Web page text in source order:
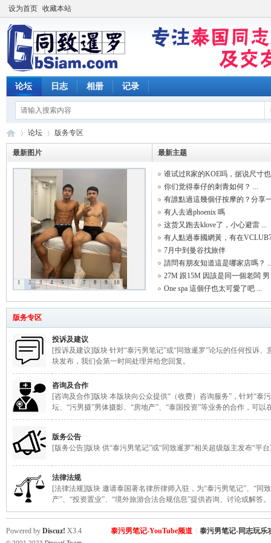
设为首页 收藏本站
论坛 日志 相册 记录
致
论坛
›
版务专区
最新图片
1 2 3 4 5 6 7 8 9 10
最新主题
谁试过R家的KOE吗，据说尺寸
你们觉得泰仔的刺青如何？ ...
有誰點過這幾個仔按摩的？分享
有人去過phoenix 嗎
这货又跑去klove了，小心避雷 ...
有人點過泰國網黃，有在
7月中到曼谷找旅伴
請問有朋友知道這是哪家店嗎？
27M 跟15M 因該是同一個老闆 男
One spa 這個仔也太可愛了吧 ...
版务专区
投诉及建议
[投诉及建议]版块 针对“泰污男笔记”或“同致暹罗”论坛的任何投诉、
块发布，我们会第一时间处理并给您回复。
咨询及合作
[咨询及合作]版块 本版块向公众提供“（收费）咨询服务”，针对“泰
坛、“污男摄”男体摄影、“房地产”、“泰国投资”等业务的合作，可以
版务公告
[版务公告]版块 供“泰污男笔记”或“同致暹罗”相关超级版主发布“平
法律法规
[法律法规]版块 邀请泰国著名律所律师入驻，为“泰污男笔记”、“同
产”、“投资置业”、“境外旅游合法合规信息”提供咨询、讨论或解答。
泰污男笔记-YouTube频道 泰污男笔记-同志玩乐
Powered by Discuz! X3.4